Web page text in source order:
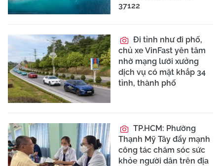
37122
Đi tỉnh như đi phố,
chủ xe VinFast yên tâm
nhờ mạng lưới xưởng
dịch vụ có mặt khắp 34
tỉnh, thành phố
TP.HCM: Phường
Thạnh Mỹ Tây đẩy mạnh
công tác chăm sóc sức
khỏe người dân trên địa